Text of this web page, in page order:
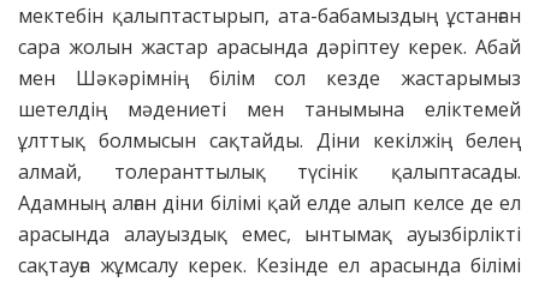
мектебін қалыптастырып, ата-бабамыздың ұстанған
сара жолын жастар арасында дәріптеу керек. Абай
мен Шәкәрімнің білім сол кезде жастарымыз
шетелдің мәдениеті мен танымына еліктемей
ұлттық болмысын сақтайды. Діни кекілжің белең
алмай, толеранттылық түсінік қалыптасады.
Адамның алған діни білімі қай елде алып келсе де ел
арасында алауыздық емес, ынтымақ ауызбірлікті
сақтауға жұмсалу керек. Кезінде ел арасында білімі